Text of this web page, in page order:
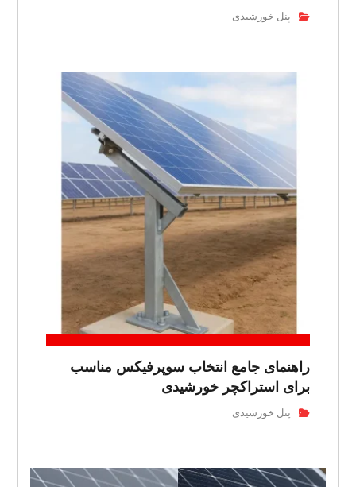
پنل خورشیدی
راهنمای جامع انتخاب سوپرفیکس مناسب
برای استراکچر خورشیدی
پنل خورشیدی